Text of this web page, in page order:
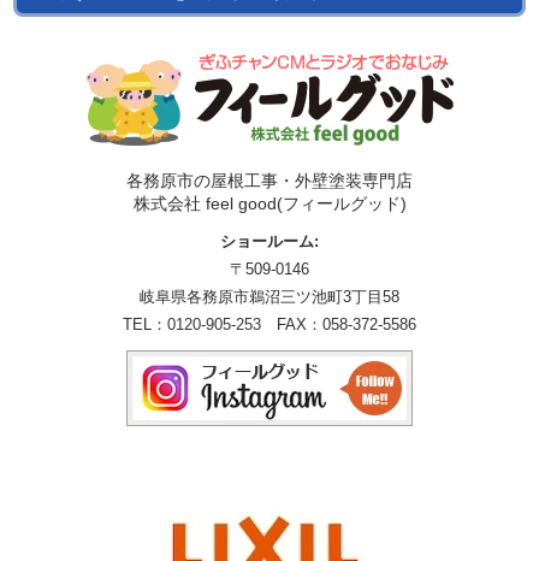
各務原市の屋根工事・外壁塗装専門店
株式会社 feel good(フィールグッド)
ショールーム:
〒509-0146
岐阜県各務原市鵜沼三ツ池町3丁目58
TEL： 0120-905-253 FAX：058-372-5586